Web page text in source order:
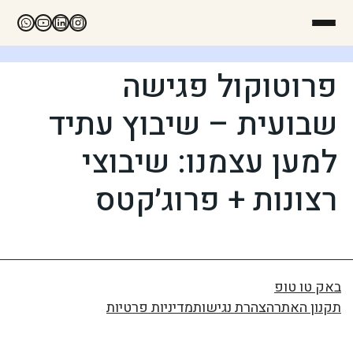
פרוטוקול פגישה
שבועית – שיבוץ עתיד
למען עצמנו: שיבוצי
רצונות + פרוג׳קטס
באק טו טופ
תקנון האתרהצהרת נגישותמדיניות פרטיות